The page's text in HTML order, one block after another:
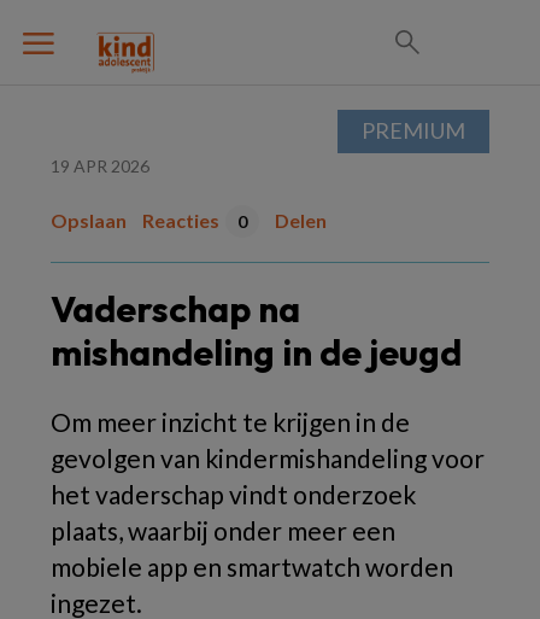
19 APR 2026
Opslaan Reacties 0 Delen
Vaderschap na
mishandeling in de jeugd
Om meer inzicht te krijgen in de
gevolgen van kindermishandeling voor
het vaderschap vindt onderzoek
plaats, waarbij onder meer een
mobiele app en smartwatch worden
ingezet.
PREMIUM